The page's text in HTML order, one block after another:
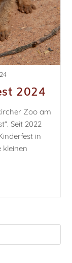
2024
Zoo am
Seit 2022
in
kleinen